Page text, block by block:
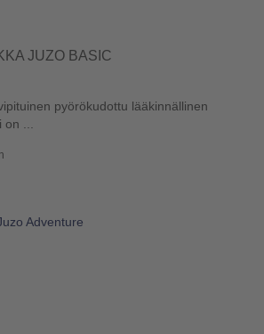
JUZO BASIC
pyörökudottu lääkinnällinen
...